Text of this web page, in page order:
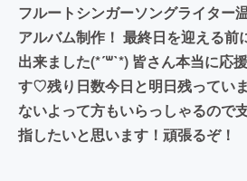
フルートシンガーソングライター
アルバム制作！ 最終日を迎える前
出来ました(*´꒳`*) 皆さん本当に応
す♡残り日数今日と明日残ってい
ないよって方もいらっしゃるので
指したいと思います！頑張るぞ！